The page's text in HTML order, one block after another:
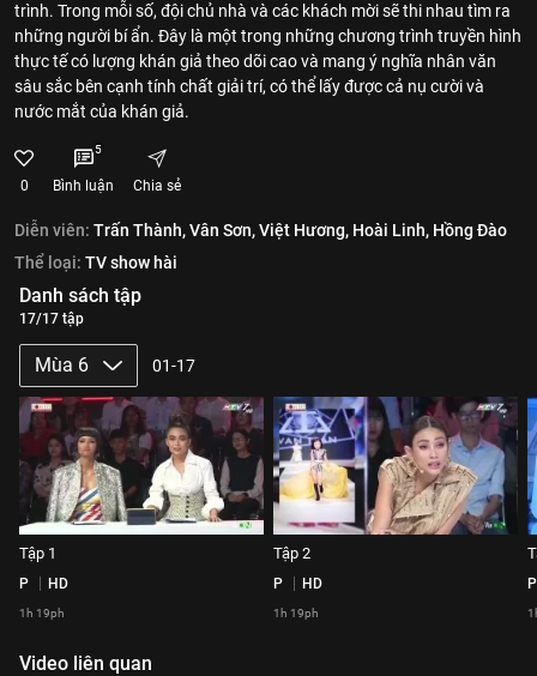
trình. Trong mỗi số, đội chủ nhà và các khách mời sẽ thi nhau tìm ra
những người bí ẩn. Đây là một trong những chương trình truyền hình
thực tế có lượng khán giả theo dõi cao và mang ý nghĩa nhân văn
sâu sắc bên cạnh tính chất giải trí, có thể lấy được cả nụ cười và
nước mắt của khán giả.
0
5
Bình luận Chia sẻ
Diễn viên: Trấn Thành,Vân Sơn,Việt Hương, Hoài Linh, Hồng Đào
Thể loại: TV show hài
Danh sách tập
17/17 tập
Mùa 6 01-17
Tập 1
P HD
1h 19ph
Tập 2
P HD
1h 19ph
P
Video liên quan